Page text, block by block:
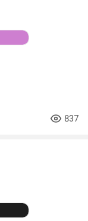
837